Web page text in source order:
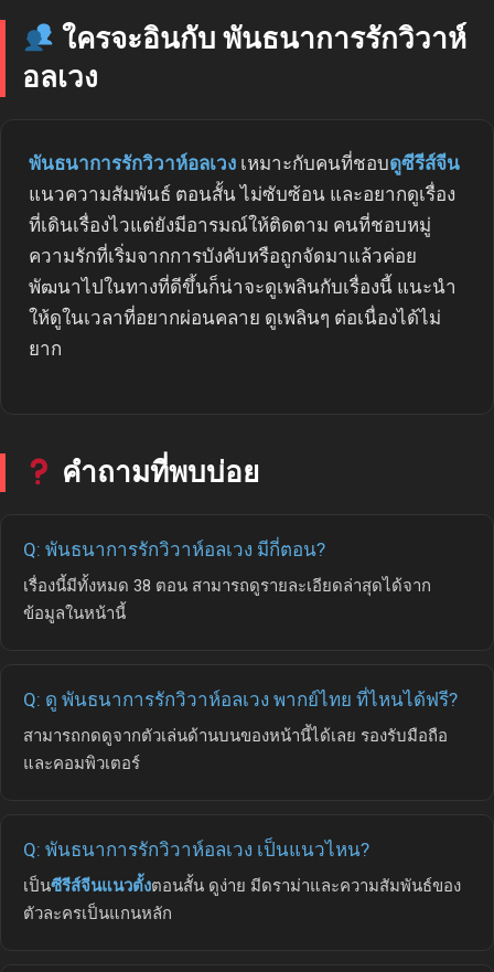
ใครจะอินกับ พันธนาการรักวิวาห์
อลเวง
พันธนาการรักวิวาห์อลเวง เหมาะกับคนที่ชอบดูซีรีส์จีน
แนวความสัมพันธ์ ตอนสั้น ไม่ซับซ้อน และอยากดูเรื่อง
ที่เดินเรื่องไวแต่ยังมีอารมณ์ให้ติดตาม คนที่ชอบหมู่
ความรักที่เริ่มจากการบังคับหรือถูกจัดมาแล้วค่อย
พัฒนาไปในทางที่ดีขึ้นก็น่าจะดูเพลินกับเรื่องนี้ แนะนำ
ให้ดูในเวลาที่อยากผ่อนคลาย ดูเพลินๆ ต่อเนื่องได้ไม่
ยาก
คำถามที่พบบ่อย
Q: พันธนาการรักวิวาห์อลเวง มีกี่ตอน?
เรื่องนี้มีทั้งหมด 38 ตอน สามารถดูรายละเอียดล่าสุดได้จาก
ข้อมูลในหน้านี้
Q: ดู พันธนาการรักวิวาห์อลเวง พากย์ไทย ที่ไหนได้ฟรี?
สามารถกดดูจากตัวเล่นด้านบนของหน้านี้ได้เลย รองรับมือถือ
และคอมพิวเตอร์
Q: พันธนาการรักวิวาห์อลเวง เป็นแนวไหน?
เป็นซีรีส์จีนแนวตั้งตอนสั้น ดูง่าย มีดราม่าและความสัมพันธ์ของ
ตัวละครเป็นแกนหลัก